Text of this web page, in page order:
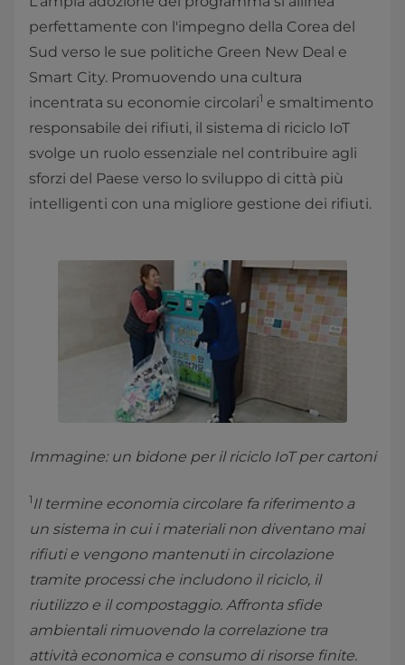
perfettamente con l'impegno della Corea del
Sud verso le sue politiche Green New Deal e
Smart City. Promuovendo una cultura
incentrata su economie circolari1 e smaltimento
responsabile dei rifiuti, il sistema di riciclo IoT
svolge un ruolo essenziale nel contribuire agli
sforzi del Paese verso lo sviluppo di città più
intelligenti con una migliore gestione dei rifiuti.
Immagine: un bidone per il riciclo IoT per cartoni
1 Il termine economia circolare fa riferimento a
un sistema in cui i materiali non diventano mai
rifiuti e vengono mantenuti in circolazione
tramite processi che includono il riciclo, il
riutilizzo e il compostaggio. Affronta sfide
ambientali rimuovendo la correlazione tra
attività economica e consumo di risorse finite.